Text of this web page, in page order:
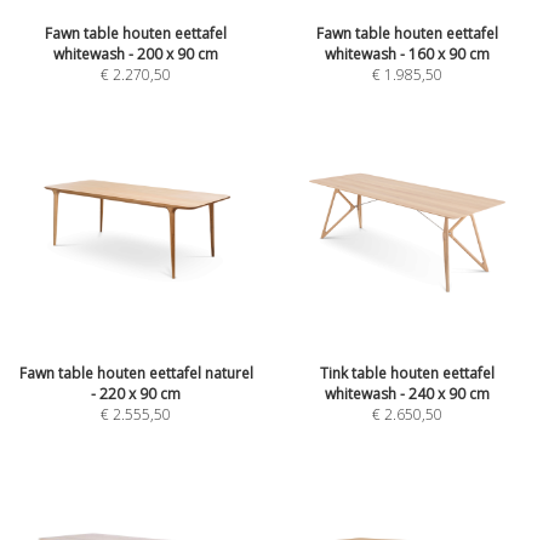
Fawn table houten eettafel
whitewash - 200 x 90 cm
€2.270,50
Fawn table houten eettafel
whitewash - 160 x 90 cm
€ 1.985,50
Fawn table houten eettafel naturel
- 220 x 90 cm
€2.555,50
Tink table houten eettafel
whitewash - 240 x 90 cm
€2.650,50